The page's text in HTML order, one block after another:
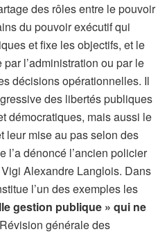
des rôles entre le pouvoir
du pouvoir exécutif qui
et fixe les objectifs, et le
l’administration ou par le
décisions opérationnelles. Il
des libertés publiques
démocratiques, mais aussi le
leur mise au pas selon des
l’a dénoncé l’ancien policier
Alexandre Langlois. Dans
l’un des exemples les
gestion publique » qui ne
générale des